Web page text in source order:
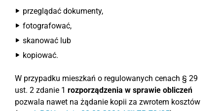
przeglądać dokumenty,
fotografować,
skanować lub
kopiować.
W przypadku mieszkań o regulowanych cenach § 29
ust. 2 zdanie 1 rozporządzenia w sprawie obliczeń
pozwala nawet na żądanie kopii za zwrotem kosztów